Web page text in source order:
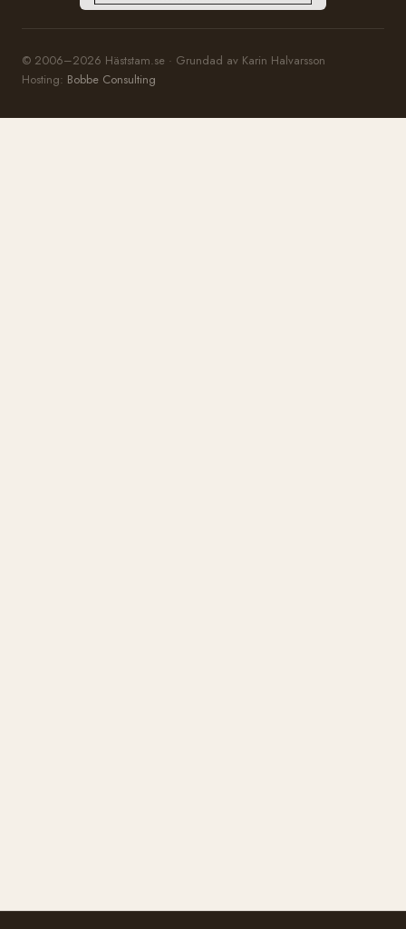
© 2006–2026 Häststam.se · Grundad av Karin Halvarsson
Hosting: Bobbe Consulting